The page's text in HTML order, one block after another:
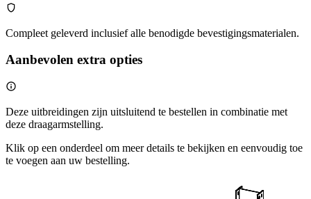
Compleet geleverd inclusief alle benodigde bevestigingsmaterialen.
Aanbevolen extra opties
Deze uitbreidingen zijn uitsluitend te bestellen in combinatie met
deze draagarmstelling.
Klik op een onderdeel om meer details te bekijken en eenvoudig toe
te voegen aan uw bestelling.